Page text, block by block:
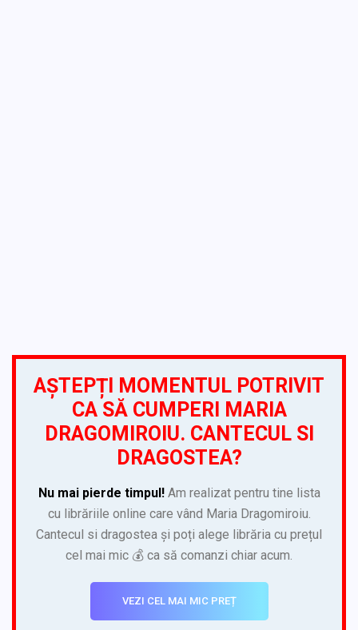
AȘTEPȚI MOMENTUL POTRIVIT
CA SĂ CUMPERI MARIA
DRAGOMIROIU. CANTECUL SI
DRAGOSTEA?
Nu mai pierde timpul!Am realizat pentru tine lista
cu librăriile online care vând Maria Dragomiroiu.
Cantecul si dragostea și poți alege librăria cu prețul
cel mai mic 💰 ca să comanzi chiar acum.
VEZI CEL MAI MIC PREȚ